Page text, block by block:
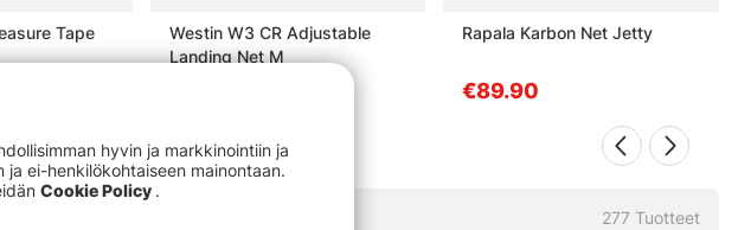
Tape
Westin W3 CR Adjustable
Landing Net M
Rapala Karbon Net Jetty
€89.90
277 Tuotteet
hyvin ja markkinointiin ja
ei-henkilökohtaiseen mainontaan.
Cookie Policy .